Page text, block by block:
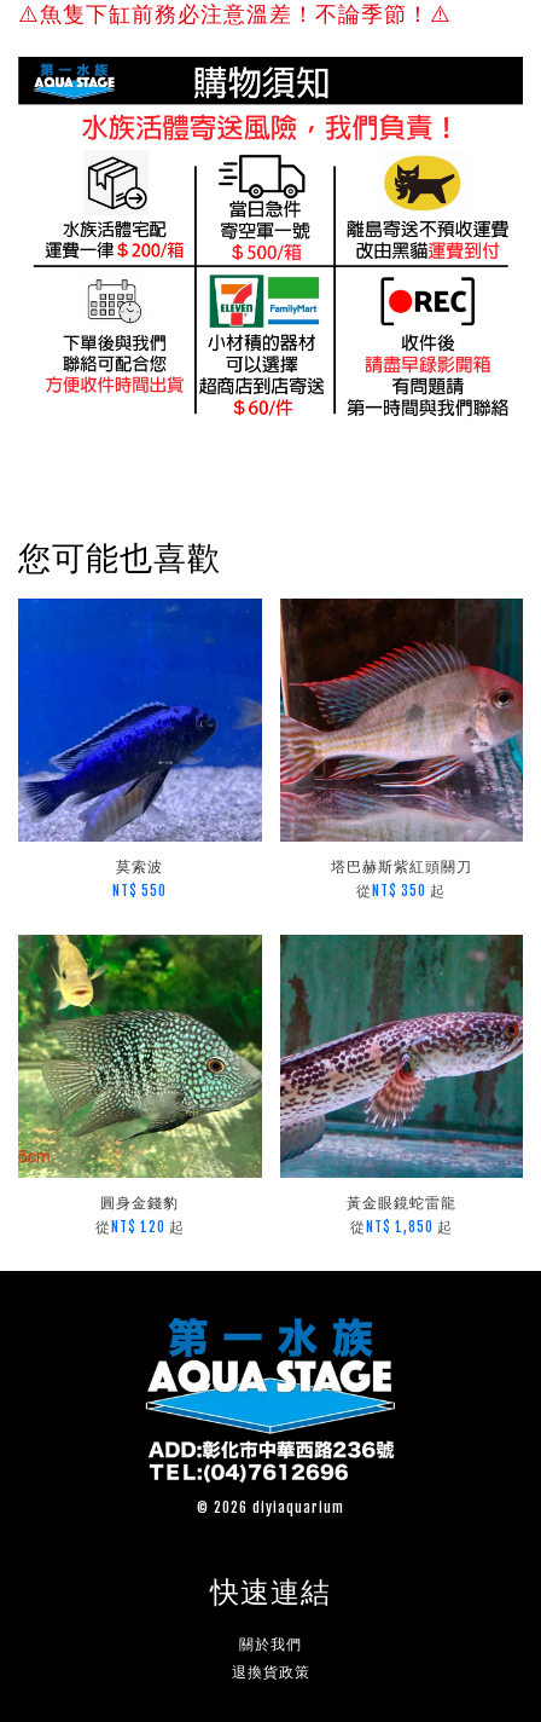
⚠️魚隻下缸前務必注意溫差！不論季節！ ⚠️
您可能也喜歡
莫索波
NT$ 550
塔巴赫斯紫紅頭關刀
從 NT$ 350 起
圓身金錢豹
從 NT$ 120 起
黃金眼鏡蛇雷龍
從 NT$ 1,850 起
© 2026 diyiaquarium
快速連結
關於我們
退換貨政策